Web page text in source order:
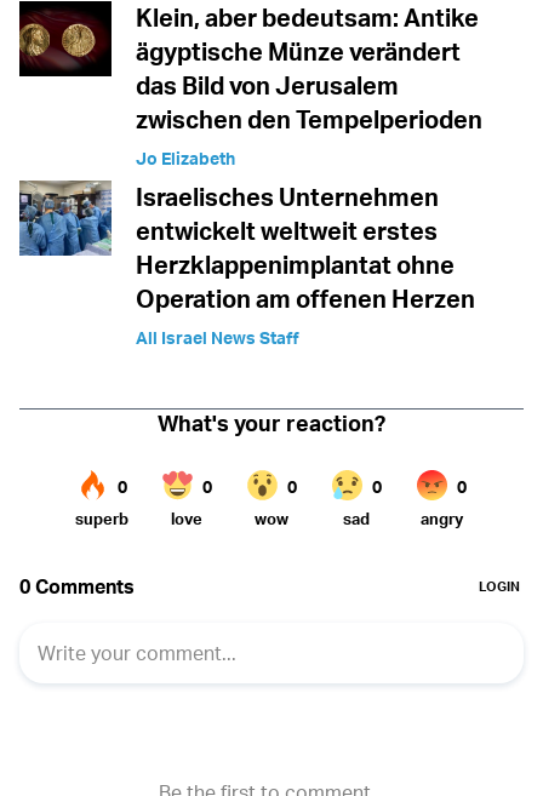
Klein, aber bedeutsam: Antike
ägyptische Münze verändert
das Bild von Jerusalem
zwischen den Tempelperioden
Jo Elizabeth
Israelisches Unternehmen
entwickelt weltweit erstes
Herzklappenimplantat ohne
Operation am offenen Herzen
All Israel News Staff